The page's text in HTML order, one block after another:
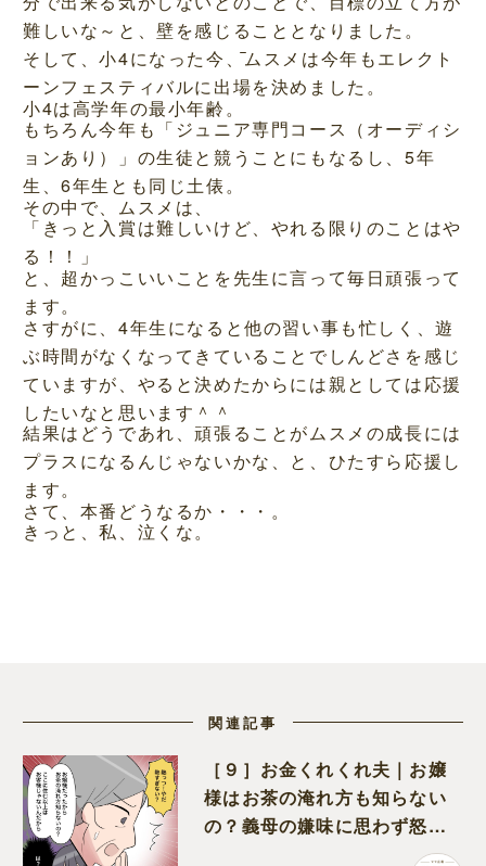
難しいな～と、壁を感じることとなりました。
そして、小4になった今、ムスメは今年もエレクト
ーンフェスティバルに出場を決めました。
小4は高学年の最小年齢。
もちろん今年も「ジュニア専門コース（オーディシ
ョンあり）」の生徒と競うことにもなるし、5年
生、6年生とも同じ土俵。
その中で、ムスメは、
「きっと入賞は難しいけど、やれる限りのことはや
る！！」
と、超かっこいいことを先生に言って毎日頑張って
ます。
さすがに、4年生になると他の習い事も忙しく、遊
ぶ時間がなくなってきていることでしんどさを感じ
ていますが、やると決めたからには親としては応援
したいなと思います＾＾
結果はどうであれ、頑張ることがムスメの成長には
プラスになるんじゃないかな、と、ひたすら応援し
ます。
さて、本番どうなるか・・・。
きっと、私、泣くな。
関連記事
［９］お金くれくれ夫｜お嬢
様はお茶の淹れ方も知らない
の？義母の嫌味に思わず怒り